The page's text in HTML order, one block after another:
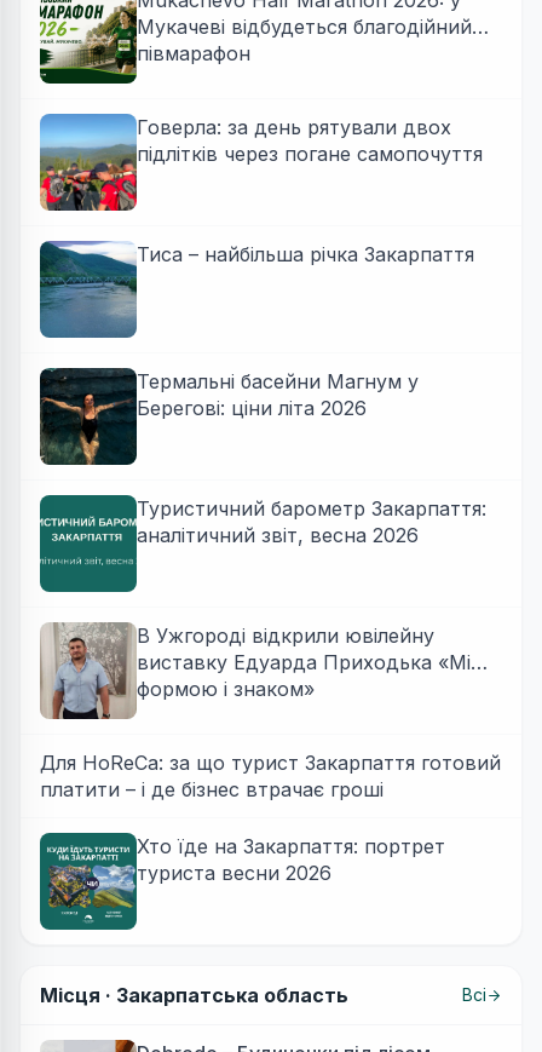
Мукачеві відбудеться благодійний
півмарафон
Говерла: за день рятували двох
підлітків через погане самопочуття
Тиса – найбільша річка Закарпаття
Термальні басейни Магнум у
Берегові: ціни літа 2026
Туристичний барометр Закарпаття:
аналітичний звіт, весна 2026
В Ужгороді відкрили ювілейну
виставку Едуарда Приходька «Між
формою і знаком»
Для HoReCa: за що турист Закарпаття готовий
платити – і де бізнес втрачає гроші
Хто їде на Закарпаття: портрет
туриста весни 2026
Місця · Закарпатська область Всі